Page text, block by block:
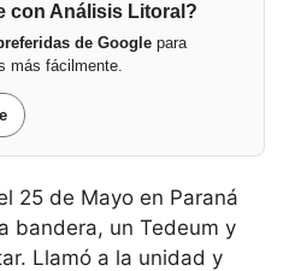
con Análisis Litoral?
de Google para
más fácilmente.
25 de Mayo en Paraná
bandera, un Tedeum y
Llamó a la unidad y